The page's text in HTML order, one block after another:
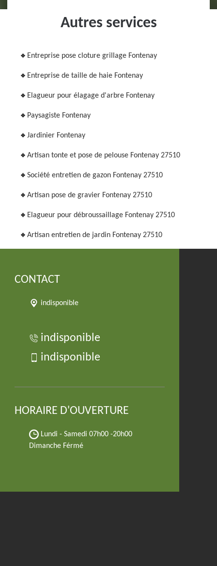
Autres services
Entreprise pose cloture grillage Fontenay
Entreprise de taille de haie Fontenay
Elagueur pour élagage d'arbre Fontenay
Paysagiste Fontenay
Jardinier Fontenay
Artisan tonte et pose de pelouse Fontenay 27510
Société entretien de gazon Fontenay 27510
Artisan pose de gravier Fontenay 27510
Elagueur pour débroussaillage Fontenay 27510
Artisan entretien de jardin Fontenay 27510
CONTACT
indisponible
indisponible
indisponible
HORAIRE D'OUVERTURE
Lundi - Samedi 07h00 -20h00
Dimanche Férmé